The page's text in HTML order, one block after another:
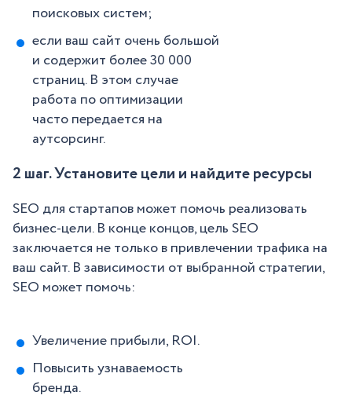
поисковых систем;
если ваш сайт очень большой
и содержит более 30 000
страниц. В этом случае
работа по оптимизации
часто передается на
аутсорсинг.
2 шаг. Установите цели и найдите ресурсы
SEO для стартапов может помочь реализовать
бизнес-цели. В конце концов, цель SEO
заключается не только в привлечении трафика на
ваш сайт. В зависимости от выбранной стратегии,
SEO может помочь:
Увеличение прибыли, ROI.
Повысить узнаваемость
бренда.